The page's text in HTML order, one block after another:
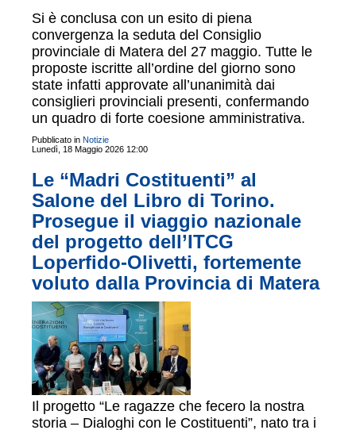
Si è conclusa con un esito di piena
convergenza la seduta del Consiglio
provinciale di Matera del 27 maggio. Tutte le
proposte iscritte all’ordine del giorno sono
state infatti approvate all’unanimità dai
consiglieri provinciali presenti, confermando
un quadro di forte coesione amministrativa.
Pubblicato in Notizie
Lunedì, 18 Maggio 2026 12:00
Le “Madri Costituenti” al
Salone del Libro di Torino.
Prosegue il viaggio nazionale
del progetto dell’ITCG
Loperfido-Olivetti, fortemente
voluto dalla Provincia di Matera
Il progetto “Le ragazze che fecero la nostra
storia – Dialoghi con le Costituenti”, nato tra i